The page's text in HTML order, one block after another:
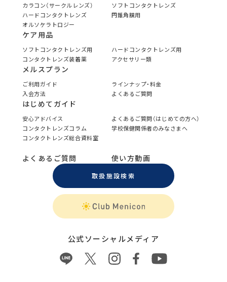
カラコン（サークルレンズ）
ソフトコンタクトレンズ
ハードコンタクトレンズ
円錐角膜用
オルソケラトロジー
ケア用品
ソフトコンタクトレンズ用
ハードコンタクトレンズ用
コンタクトレンズ装着薬
アクセサリー類
メルスプラン
ご利用ガイド
ラインナップ・料金
入会方法
よくあるご質問
はじめてガイド
安心アドバイス
よくあるご質問（はじめての方へ）
コンタクトレンズコラム
学校保健関係者のみなさまへ
コンタクトレンズ総合資料室
よくあるご質問 使い方動画
取扱施設検索
公式ソーシャルメディア